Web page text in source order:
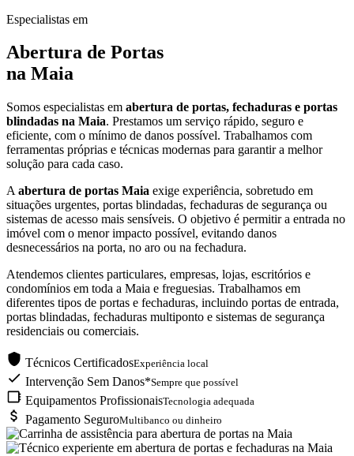
Especialistas em
Abertura de Portas
na Maia
Somos especialistas em abertura de portas, fechaduras e portas
blindadas na Maia. Prestamos um serviço rápido, seguro e
eficiente, com o mínimo de danos possível. Trabalhamos com
ferramentas próprias e técnicas modernas para garantir a melhor
solução para cada caso.
A abertura de portas Maia exige experiência, sobretudo em
situações urgentes, portas blindadas, fechaduras de segurança ou
sistemas de acesso mais sensíveis. O objetivo é permitir a entrada no
imóvel com o menor impacto possível, evitando danos
desnecessários na porta, no aro ou na fechadura.
Atendemos clientes particulares, empresas, lojas, escritórios e
condomínios em toda a Maia e freguesias. Trabalhamos em
diferentes tipos de portas e fechaduras, incluindo portas de entrada,
portas blindadas, fechaduras multiponto e sistemas de segurança
residenciais ou comerciais.
Técnicos CertificadosExperiência local
Intervenção Sem Danos*Sempre que possível
Equipamentos ProfissionaisTecnologia adequada
Pagamento SeguroMultibanco ou dinheiro